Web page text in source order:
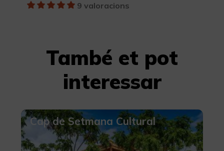
9 valoracions
També et pot
interessar
Cap de Setmana Cultural